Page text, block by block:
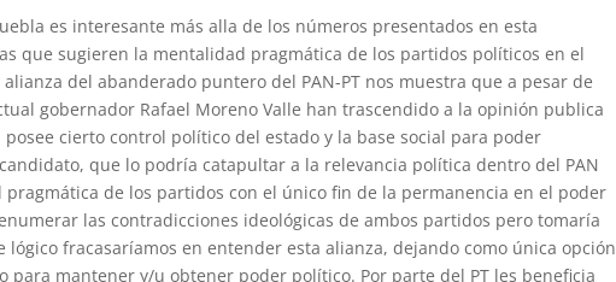
es interesante más alla de los números presentados en esta
que sugieren la mentalidad pragmática de los partidos políticos en el
del abanderado puntero del PAN-PT nos muestra que a pesar de
gobernador Rafael Moreno Valle han trascendido a la opinión publica
cierto control político del estado y la base social para poder
que lo podría catapultar a la relevancia política dentro del PAN
de los partidos con el único fin de la permanencia en el poder
las contradicciones ideológicas de ambos partidos pero tomaría
fracasaríamos en entender esta alianza, dejando como única opción
para mantener y/u obtener poder político. Por parte del PT les beneficia